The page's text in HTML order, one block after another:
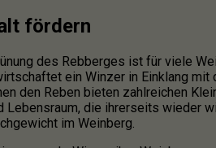
fördern
des Rebberges ist für viele
ein Winzer in Einklang mit
den Reben bieten zahlreichen
Lebensraum, die ihrerseits wieder
im Weinberg.